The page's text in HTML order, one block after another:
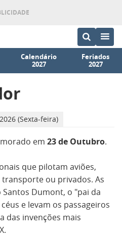
Calendário
2027
Feriados
2027
(Sexta-feira)
em 23 de Outubro.
que pilotam aviões,
ou privados. As
Dumont, o "pai da
e levam os passageiros
das invenções mais